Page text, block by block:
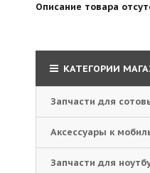
Описание товара
КАТЕГОРИИ
Запчасти для
Аксессуары к
Запчасти для